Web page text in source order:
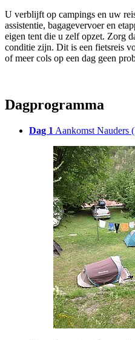
U verblijft op campings en uw
assistentie, bagagevervoer en
eigen tent die u zelf opzet. Zorg
conditie zijn. Dit is een fietsreis
of meer cols op een dag geen
Dagprogramma
Dag 1 Aankomst Nauders